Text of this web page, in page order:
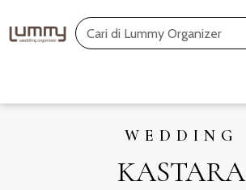
to
Search
WEDDING
KASTARA